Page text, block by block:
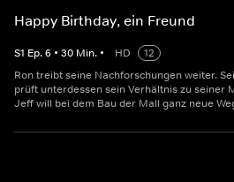
Happy Birthday, ein Freund
S1 Ep.6 • 30 Min. • HD
12
Ron treibt seine Nachforschungen weiter.
prüft unterdessen sein Verhältnis zu seiner
Jeff will bei dem Bau der Mall ganz neue